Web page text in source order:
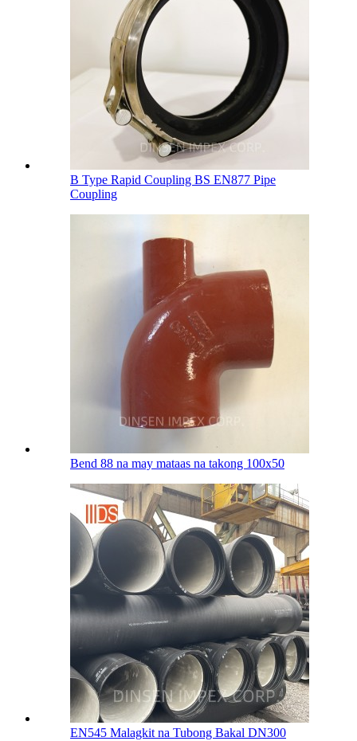
B Type Rapid Coupling BS EN877 Pipe
Coupling
Bend 88 na may mataas na takong 100х50
EN545 Malagkit na Tubong Bakal DN300